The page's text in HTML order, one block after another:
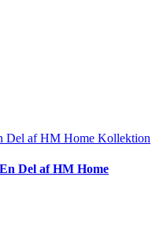
Del af HM Home Kollektion
Del af HM Home